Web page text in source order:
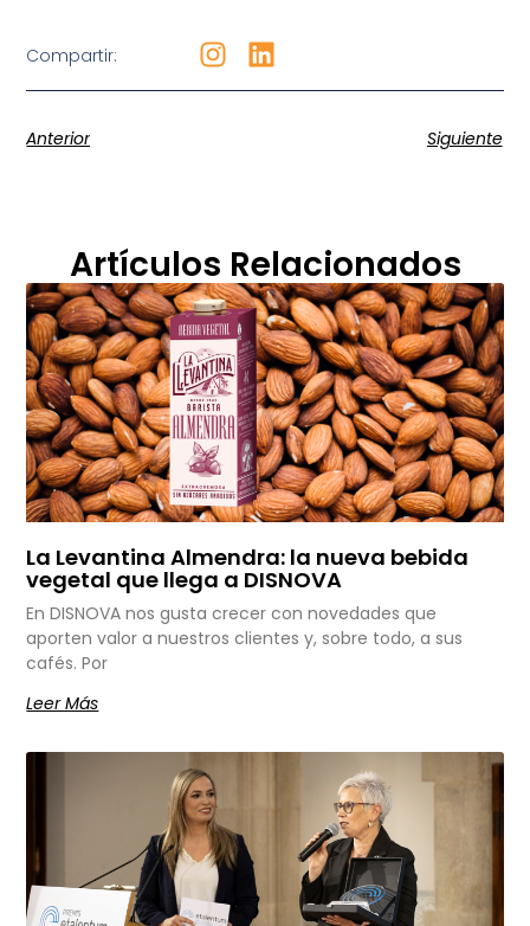
Compartir:
Anterior Siguiente
Artículos Relacionados
La Levantina Almendra: la nueva bebida
vegetal que llega a DISNOVA
En DISNOVA nos gusta crecer con novedades que
aporten valor a nuestros clientes y, sobre todo, a sus
cafés. Por
Leer Más